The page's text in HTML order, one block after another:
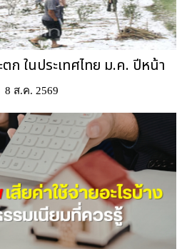
ก ในประเทศไทย ม.ค. ปีหน้า
8 ส.ค. 2569